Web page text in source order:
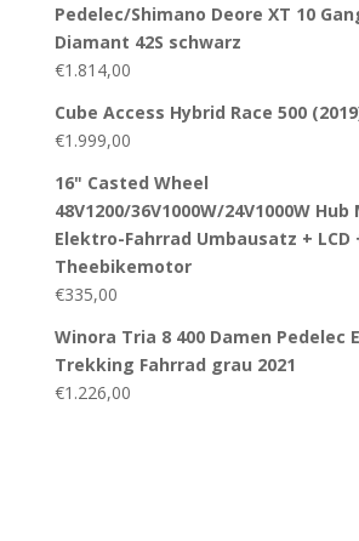
Pedelec/Shimano Deore XT 10
Diamant 42S schwarz
€1.814,00
Cube Access Hybrid Race 500
€1.999,00
16" Casted Wheel
48V1200/36V1000W/24V1000W
Elektro-Fahrrad Umbausatz + LCD
Theebikemotor
€335,00
Winora Tria 8 400 Damen Pedelec
Trekking Fahrrad grau 2021
€1.226,00